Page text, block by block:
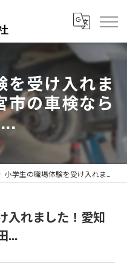
を受け入れま
市の車検なら
小学生の職場体験を受け入れました！愛知県一宮市の車検なら松田...
入れました！愛知
...